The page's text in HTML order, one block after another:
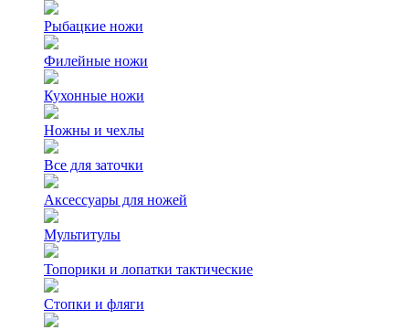
Рыбацкие ножи
Филейные ножи
Кухонные ножи
Ножны и чехлы
Все для заточки
Аксессуары для ножей
Мультитулы
Топорики и лопатки тактические
Стопки и фляги